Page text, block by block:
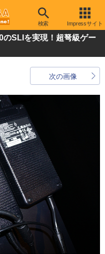
検索 Impressサイト
のSLIを実現！超弩級ゲー
次の画像